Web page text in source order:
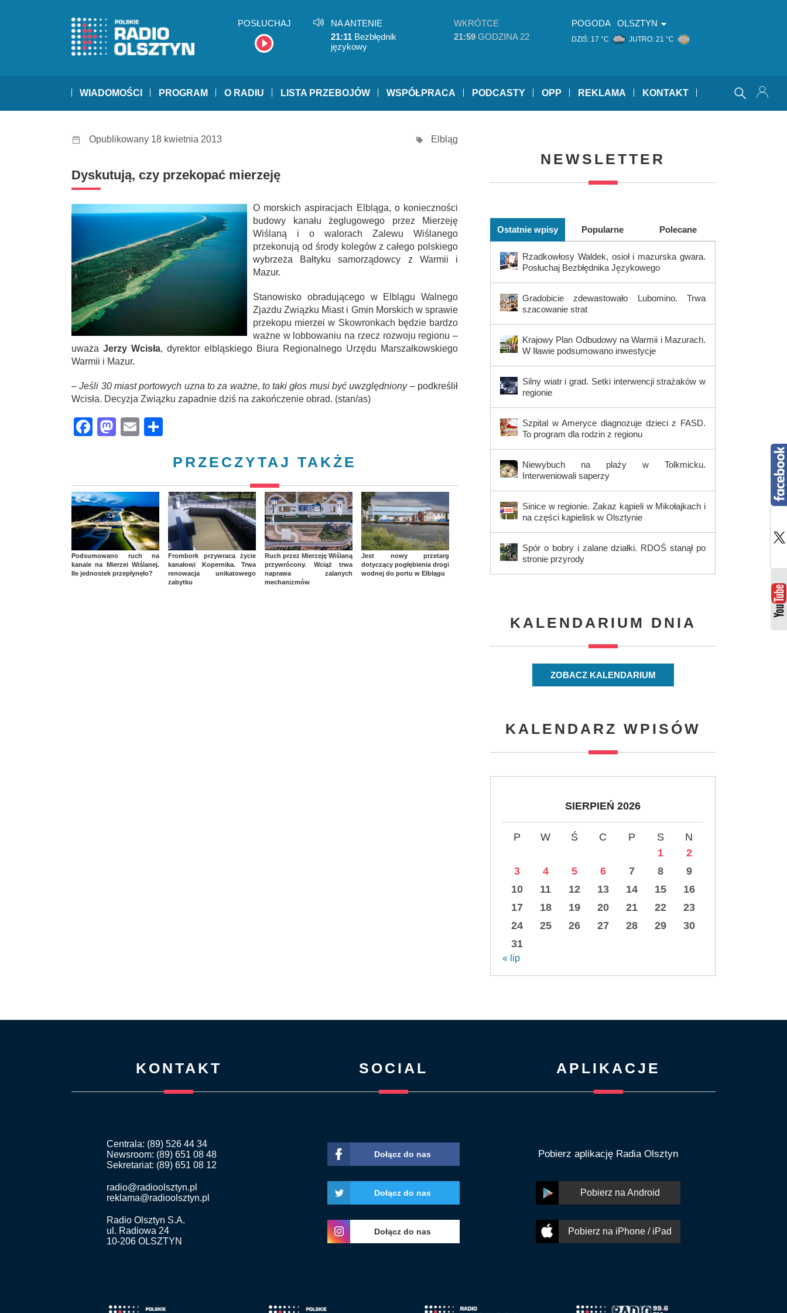
POSŁUCHAJ
NA ANTENIE
21:11 Bezbłędnik
językowy
WKRÓTCE
21:59 GODZINA 22
POGODA OLSZTYN
DZIŚ: 17 °C JUTRO: 21 °C
WIADOMOŚCI PROGRAM O RADIU LISTA PRZEBOJÓW WSPÓŁPRACA PODCASTY OPP REKLAMA KONTAKT
Opublikowany 18 kwietnia 2013 Elbląg
Dyskutują, czy przekopać mierzeję
O morskich aspiracjach Elbląga, o konieczności
budowy kanału żeglugowego przez Mierzeję
Wiślaną i o walorach Zalewu Wiślanego
przekonują od środy kolegów z całego polskiego
wybrzeża Bałtyku samorządowcy z Warmii i
Mazur.
Stanowisko obradującego w Elblągu Walnego
Zjazdu Związku Miast i Gmin Morskich w sprawie
przekopu mierzei w Skowronkach będzie bardzo
ważne w lobbowaniu na rzecz rozwoju regionu –
uważa Jerzy Wcisła, dyrektor elbląskiego Biura Regionalnego Urzędu Marszałkowskiego
Warmii i Mazur.
– Jeśli 30 miast portowych uzna to za ważne, to taki głos musi być uwzględniony– podkreślił
Wcisła. Decyzja Związku zapadnie dziś na zakończenie obrad. (stan/as)
Facebook
Mastodon
Email
PRZECZYTAJ TAKŻE
Podsumowano ruch na
kanale na Mierzei Wiślanej.
Ile jednostek przepłynęło?
Frombork przywraca życie
kanałowi Kopernika. Trwa
renowacja unikatowego
zabytku
Ruch przez Mierzeję Wiślaną
przywrócony. Wciąż trwa
naprawa zalanych
mechanizmów
Jest nowy przetarg
dotyczący pogłębienia drogi
wodnej do portu w Elblągu
NEWSLETTER
Ostatnie wpisy Popularne Polecane
Rzadkowłosy Waldek, osioł i mazurska gwara.
Posłuchaj Bezbłędnika Językowego
Gradobicie zdewastowało Lubomino. Trwa
szacowanie strat
Krajowy Plan Odbudowy na Warmii i Mazurach.
W Iławie podsumowano inwestycje
Silny wiatr i grad. Setki interwencji strażaków w
regionie
Szpital w Ameryce diagnozuje dzieci z FASD.
To program dla rodzin z regionu
Niewybuch na plaży w Tolkmicku.
Interweniowali saperzy
Sinice w regionie. Zakaz kąpieli w Mikołajkach i
na części kąpielisk w Olsztynie
Spór o bobry i zalane działki. RDOŚ stanął po
stronie przyrody
KALENDARIUM DNIA
ZOBACZ KALENDARIUM
KALENDARZ WPISÓW
SIERPIEŃ 2026
P W Ś C P S
N
1
2
3
4 5 6 7 8
9
10
11 12 13 14 15
16
17
18 19 20 21 22
23
24
25 26 27 28 29
30
31
« lip
KONTAKT
Centrala: (89) 526 44 34
Newsroom: (89) 651 08 48
Sekretariat: (89) 651 08 12
radio@radioolsztyn.pl
reklama@radioolsztyn.pl
Radio Olsztyn S.A.
ul. Radiowa 24
10-206 OLSZTYN
SOCIAL
Dołącz do nas
Dołącz do nas
Dołącz do nas
APLIKACJE
Pobierz aplikację Radia Olsztyn
Pobierz na Android
Pobierz na iPhone / iPad